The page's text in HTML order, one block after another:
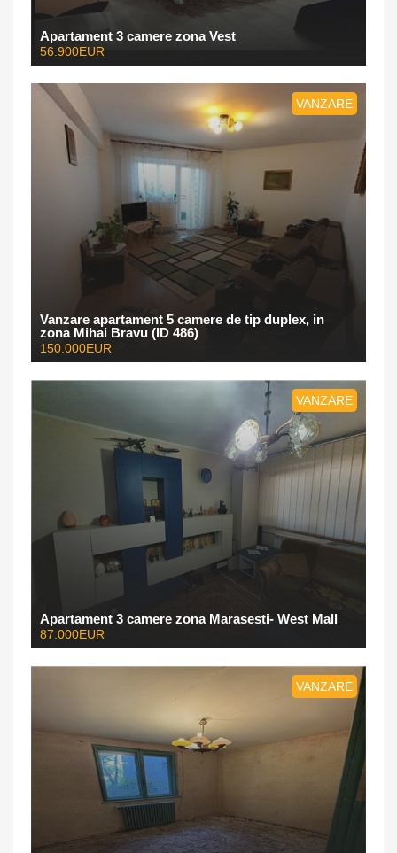
Apartament 3 camere zona Vest
56.900EUR
VANZARE
Vanzare apartament 5 camere de tip duplex, in
zona Mihai Bravu (ID 486)
150.000EUR
VANZARE
Apartament 3 camere zona Marasesti- West Mall
87.000EUR
VANZARE